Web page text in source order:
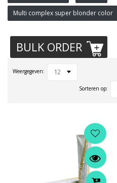
Multi complex super blonder color
BULK ORDER
Weergegeven: 12
Sorteren op: